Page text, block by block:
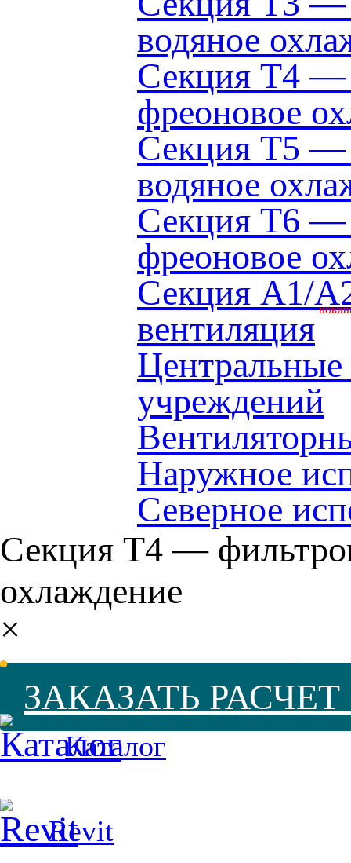
водяное
Секция Т4 —
фреоновое
Секция Т5 —
водяное
Секция Т6 —
фреоновое
Секция A1/
вентиляция
учреждений
Наружное
Северное
Секция Т4 —
охлаждение
×
ЗАКАЗАТЬ
Каталог
Revit